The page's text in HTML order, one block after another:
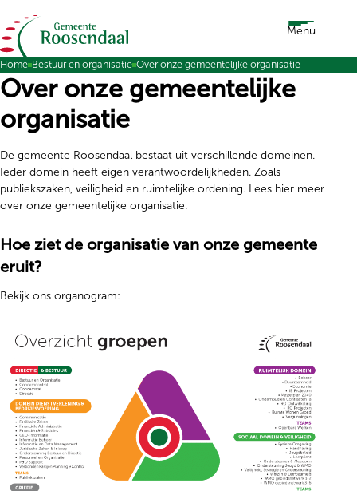
Ga naar de inhoud Menu
Home Bestuur en organisatie Over onze gemeentelijke organisatie
Over onze gemeentelijke
organisatie
De gemeente Roosendaal bestaat uit verschillende domeinen.
Ieder domein heeft eigen verantwoordelijkheden. Zoals
publiekszaken, veiligheid en ruimtelijke ordening. Lees hier meer
over onze gemeentelijke organisatie.
Hoe ziet de organisatie van onze gemeente
eruit?
Bekijk ons organogram: